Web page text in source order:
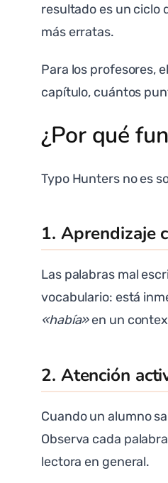
resultado es un
más erratas.
Para los profesores,
capítulo, cuántos
¿Por qué
Typo Hunters no es
1. Aprendizaje
Las palabras mal
vocabulario: está
«había»en un
2. Atención
Cuando un alumno
Observa cada
lectora en general.